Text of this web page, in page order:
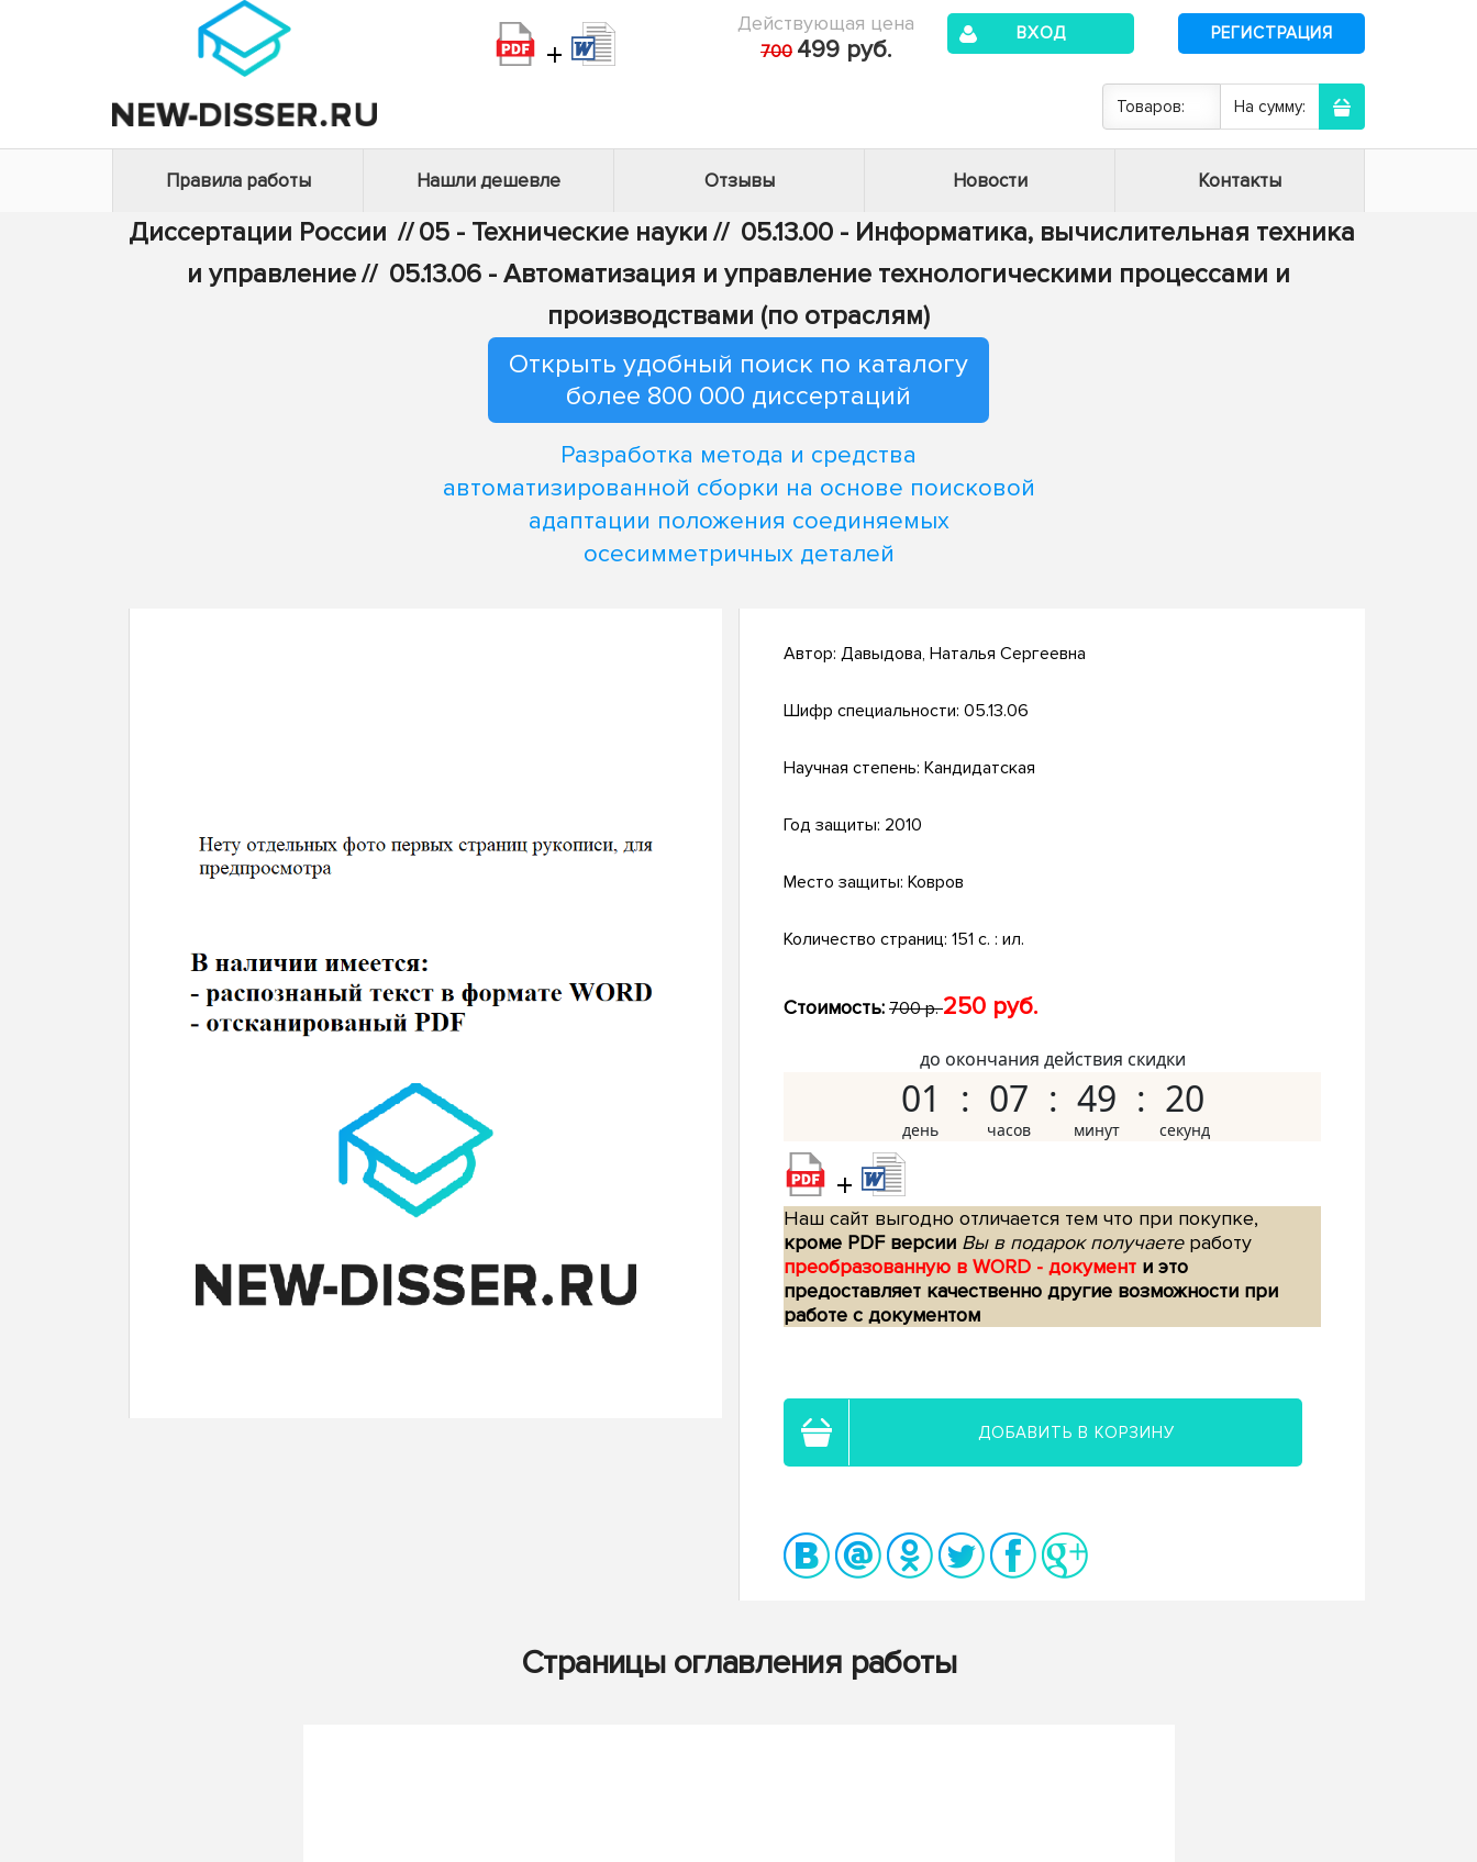
+
Действующая цена
700 499 руб.
ВХОД РЕГИСТРАЦИЯ
Товаров: На сумму:
Правила работы Нашли дешевле Отзывы Новости Контакты
Диссертации России // 05 - Технические науки // 05.13.00 - Информатика, вычислительная техника
и управление// 05.13.06 - Автоматизация и управление технологическими процессами и
производствами (по отраслям)
Открыть удобный поиск по каталогу
более 800 000 диссертаций
Разработка метода и средства
автоматизированной сборки на основе поисковой
адаптации положения соединяемых
осесимметричных деталей
Автор: Давыдова, Наталья Сергеевна
Шифр специальности: 05.13.06
Научная степень: Кандидатская
Год защиты: 2010
Место защиты: Ковров
Количество страниц: 151 с. : ил.
Стоимость: 700 р.250 руб.
до окончания действия скидки
01 07 49 19
+
Наш сайт выгодно отличается тем что при покупке,
кроме PDF версии Вы в подарок получаетеработу
преобразованную в WORD - документ и это
предоставляет качественно другие возможности при
работе с документом
ДОБАВИТЬ В КОРЗИНУ
Страницы оглавления работы